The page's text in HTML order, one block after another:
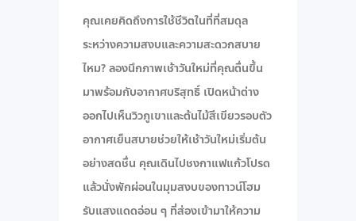
คุณเคยคิดถึงการใช้ชีวิตในที่ที่สมดุล
ระหว่างความสงบและความสะดวกสบาย
ไหม? ลองนึกภาพเช้าวันใหม่ที่คุณตื่นขึ้น
มาพร้อมกับอากาศบริสุทธิ์ เปิดหน้าต่าง
ออกไปเห็นวิวภูเขาและต้นไม้สีเขียวรอบตัว
อากาศเย็นสบายช่วยให้เช้าวันใหม่เริ่มต้น
อย่างสดชื่น คุณเดินไปชงกาแฟแก้วโปรด
แล้วนั่งพักผ่อนในมุมสงบของทาวน์โฮม
รับแสงแดดอ่อน ๆ ที่ส่องเข้ามาให้ความ